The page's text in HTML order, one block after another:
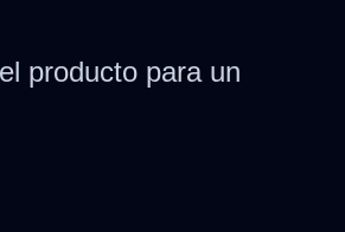
producto para un